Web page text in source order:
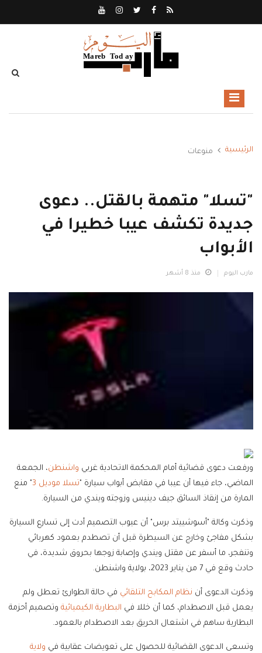
الرئيسية منوعات
"تسلا" متهمة بالقتل.. دعوى
جديدة تكشف عيبا خطيرا في
الأبواب
مارب اليوم منذ 8 أشهر
ورفعت دعوى قضائية أمام المحكمة الاتحادية غربي واشنطن، الجمعة
الماضي، جاء فيها أن عيبا في مقابض أبواب سيارة "تسلا موديل 3
" منع
المارة من إنقاذ السائق جيف دينيس وزوجته ويندي من السيارة.
وذكرت وكالة "أسوشييتد برس" أن عيوب التصميم أدت إلى تسارع السيارة
بشكل مفاجئ وخارج عن السيطرة قبل أن تصطدم بعمود كهربائي
وتنفجر، ما أسفر عن مقتل ويندي وإصابة زوجها بحروق شديدة، في
حادث وقع في 7 من يناير 2023، بولاية واشنطن.
وذكرت الدعوى أن نظام المكابح التلقائي في حالة الطوارئ تعطل ولم
يعمل قبل الاصطدام، كما أن خللا في البطارية الكيميائية وتصميم أحزمة
البطارية ساهم في اشتعال الحريق بعد الاصطدام بالعمود.
وتسعى الدعوى القضائية للحصول على تعويضات عقابية في ولاية